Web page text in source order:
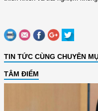
TIN TỨC CÙNG CHUYÊN
TÂM ĐIỂM